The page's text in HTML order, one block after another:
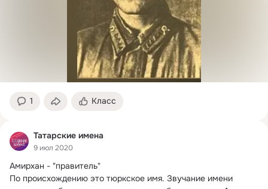
1 Класс
Татарские имена
9 июл 2020
Амирхан - "правитель"
По происхождению это тюркское имя. Звучание имени